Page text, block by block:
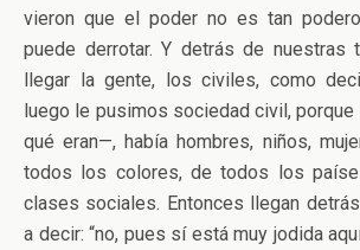
vieron que el poder no es tan
puede derrotar. Y detrás de nuestras
llegar la gente, los civiles, como
luego le pusimos sociedad civil, porque
qué eran—, había hombres, niños,
todos los colores, de todos los
clases sociales. Entonces llegan
a decir: “no, pues sí está muy jodida